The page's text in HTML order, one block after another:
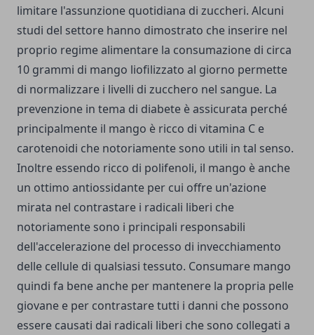
limitare l'assunzione quotidiana di zuccheri. Alcuni
studi del settore hanno dimostrato che inserire nel
proprio regime alimentare la consumazione di circa
10 grammi di mango liofilizzato al giorno permette
di normalizzare i livelli di zucchero nel sangue. La
prevenzione in tema di diabete è assicurata perché
principalmente il mango è ricco di vitamina C e
carotenoidi che notoriamente sono utili in tal senso.
Inoltre essendo ricco di polifenoli, il mango è anche
un ottimo antiossidante per cui offre un'azione
mirata nel contrastare i radicali liberi che
notoriamente sono i principali responsabili
dell'accelerazione del processo di invecchiamento
delle cellule di qualsiasi tessuto. Consumare mango
quindi fa bene anche per mantenere la propria pelle
giovane e per contrastare tutti i danni che possono
essere causati dai radicali liberi che sono collegati a